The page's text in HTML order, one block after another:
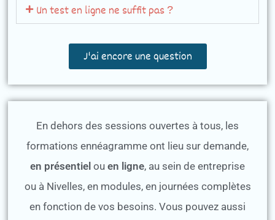
Un test en ligne ne suffit pas ?
J'ai encore une question
En dehors des sessions ouvertes à tous, les
formations ennéagramme ont lieu sur demande,
en présentiel ou en ligne, au sein de entreprise
ou à Nivelles, en modules, en journées complètes
en fonction de vos besoins. Vous pouvez aussi